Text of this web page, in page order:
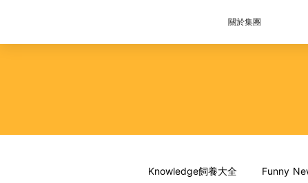
關於集團
Knowledge飼養大全 Funny